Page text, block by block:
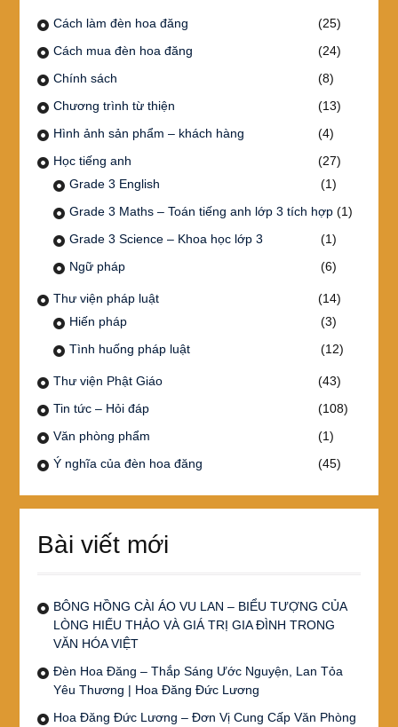
Cách làm đèn hoa đăng
(25)
Cách mua đèn hoa đăng
(24)
Chính sách
(8)
Chương trình từ thiện
(13)
Hình ảnh sản phẩm – khách hàng
(4)
Học tiếng anh
(27)
Grade 3 English
(1)
Grade 3 Maths – Toán tiếng anh lớp 3 tích hợp(1)
Grade 3 Science – Khoa học lớp 3
(1)
Ngữ pháp
(6)
Thư viện pháp luật
(14)
Hiến pháp
(3)
Tình huống pháp luật
(12)
Thư viện Phật Giáo
(43)
Tin tức – Hỏi đáp
(108)
Văn phòng phẩm
(1)
Ý nghĩa của đèn hoa đăng
(45)
Bài viết mới
BÔNG HỒNG CÀI ÁO VU LAN – BIỂU TƯỢNG CỦA
LÒNG HIẾU THẢO VÀ GIÁ TRỊ GIA ĐÌNH TRONG
VĂN HÓA VIỆT
Đèn Hoa Đăng – Thắp Sáng Ước Nguyện, Lan Tỏa
Yêu Thương | Hoa Đăng Đức Lương
Hoa Đăng Đức Lương – Đơn Vị Cung Cấp Văn Phòng